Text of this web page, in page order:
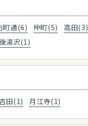
町通(6) 仲町(5) 高田(3)
湯沢(1)
田(1) 月江寺(1)